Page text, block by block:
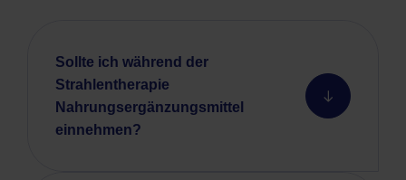
Sollte ich während der
Strahlentherapie
Nahrungsergänzungsmittel
einnehmen?